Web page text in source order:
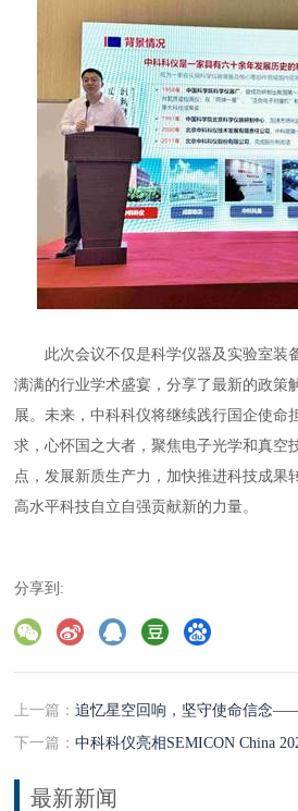
此次会议不仅是科学仪器及实验室装
满满的行业学术盛宴，分享了最新的政策
展。未来，中科科仪将继续践行国企使命
求，心怀国之大者，聚焦电子光学和真空
点，发展新质生产力，加快推进科技成果
高水平科技自立自强贡献新的力量。
分享到:
上一篇：追忆星空回响，坚守使命信念——中科科
下一篇：中科科仪亮相SEMICON China 2024
最新新闻